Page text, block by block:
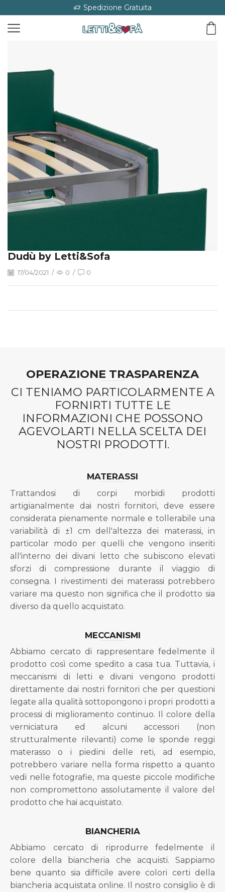
Spedizione Gratuita
Dudù by Letti&Sofa
17/04/2021 / 0 / 0
OPERAZIONE TRASPARENZA
CI TENIAMO PARTICOLARMENTE A
FORNIRTI TUTTE LE
INFORMAZIONI CHE POSSONO
AGEVOLARTI NELLA SCELTA DEI
NOSTRI PRODOTTI.
MATERASSI
Trattandosi di corpi morbidi prodotti
artigianalmente dai nostri fornitori, deve essere
considerata pienamente normale e tollerabile una
variabilità di ±1 cm dell'altezza dei materassi, in
particolar modo per quelli che vengono inseriti
all'interno dei divani letto che subiscono elevati
sforzi di compressione durante il viaggio di
consegna. I rivestimenti dei materassi potrebbero
variare ma questo non significa che il prodotto sia
diverso da quello acquistato.
MECCANISMI
Abbiamo cercato di rappresentare fedelmente il
prodotto così come spedito a casa tua. Tuttavia, i
meccanismi di letti e divani vengono prodotti
direttamente dai nostri fornitori che per questioni
legate alla qualità sottopongono i propri prodotti a
processi di miglioramento continuo. Il colore della
verniciatura ed alcuni accessori (non
strutturalmente rilevanti) come le sponde reggi
materasso o i piedini delle reti, ad esempio,
potrebbero variare nella forma rispetto a quanto
vedi nelle fotografie, ma queste piccole modifiche
non compromettono assolutamente il valore del
prodotto che hai acquistato.
BIANCHERIA
Abbiamo cercato di riprodurre fedelmente il
colore della biancheria che acquisti. Sappiamo
bene quanto sia difficile avere colori certi della
biancheria acquistata online. Il nostro consiglio è di